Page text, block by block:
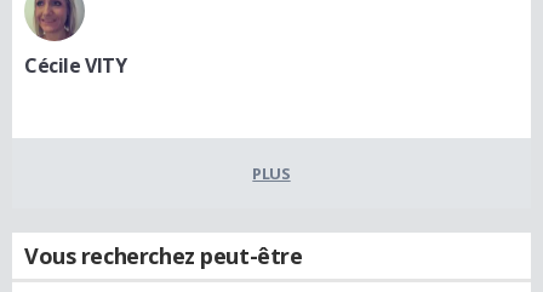
Cécile VITY
PLUS
Vous recherchez peut-être